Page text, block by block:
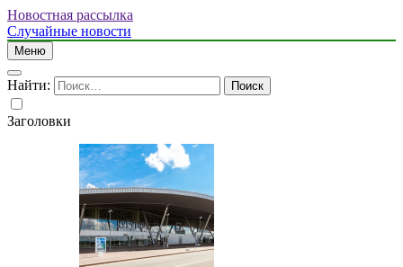
Новостная рассылка
Случайные новости
Меню
Найти:
Заголовки